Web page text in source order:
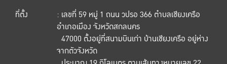
ที่ตั้ง
: เลขที่ 59 หมู่ 1 ถนน วปรอ 366 ตำบลเชียงเครือ
อำเภอเมือง จังหวัดสกลนคร
47000 ตั้งอยู่ที่สนามบินเก่า บ้านเชียงเครือ อยู่ห่าง
จากตัวจังหวัด